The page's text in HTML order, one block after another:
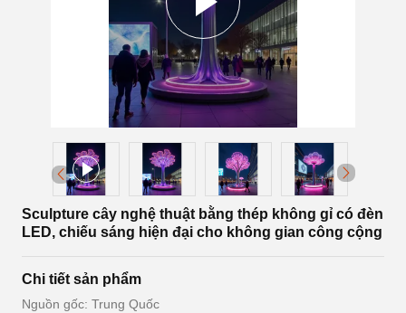
Sculpture cây nghệ thuật bằng thép không gỉ có đèn
LED, chiếu sáng hiện đại cho không gian công cộng
Chi tiết sản phẩm
Nguồn gốc: Trung Quốc